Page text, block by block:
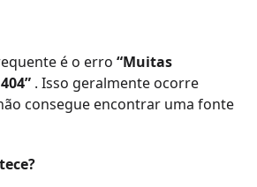
é o erro “Muitas
. Isso geralmente ocorre
consegue encontrar uma fonte